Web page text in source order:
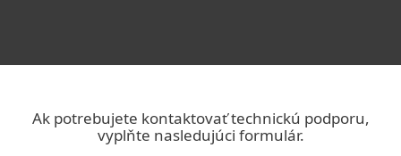
Ak potrebujete kontaktovať technickú podporu,
vyplňte nasledujúci formulár.